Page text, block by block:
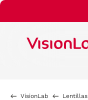
VisionLab Lentillas